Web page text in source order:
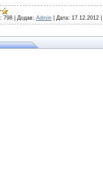
798 Додав: Admin Дата: 17.12.2012